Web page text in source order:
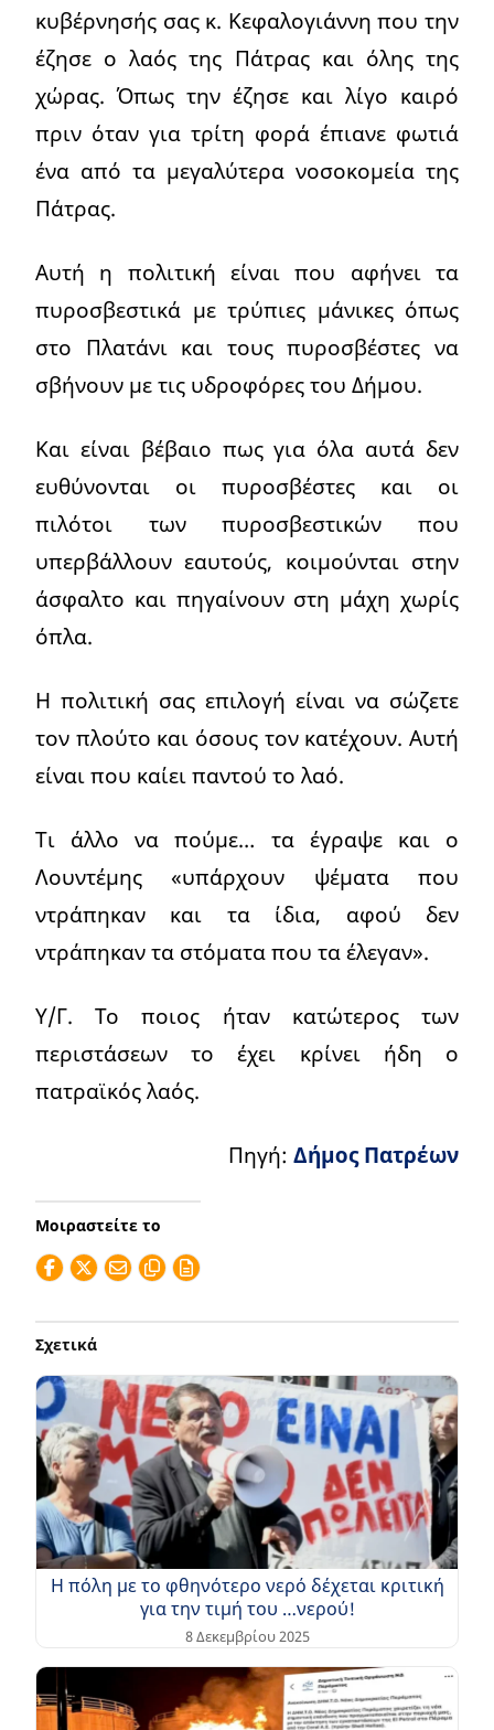
κυβέρνησής σας κ. Κεφαλογιάννη που την
έζησε ο λαός της Πάτρας και όλης της
χώρας. Όπως την έζησε και λίγο καιρό
πριν όταν για τρίτη φορά έπιανε φωτιά
ένα από τα μεγαλύτερα νοσοκομεία της
Πάτρας.
Αυτή η πολιτική είναι που αφήνει τα
πυροσβεστικά με τρύπιες μάνικες όπως
στο Πλατάνι και τους πυροσβέστες να
σβήνουν με τις υδροφόρες του Δήμου.
Και είναι βέβαιο πως για όλα αυτά δεν
ευθύνονται οι πυροσβέστες και οι
πιλότοι των πυροσβεστικών που
υπερβάλλουν εαυτούς, κοιμούνται στην
άσφαλτο και πηγαίνουν στη μάχη χωρίς
όπλα.
Η πολιτική σας επιλογή είναι να σώζετε
τον πλούτο και όσους τον κατέχουν. Αυτή
είναι που καίει παντού το λαό.
Τι άλλο να πούμε… τα έγραψε και ο
Λουντέμης «υπάρχουν ψέματα που
ντράπηκαν και τα ίδια, αφού δεν
ντράπηκαν τα στόματα που τα έλεγαν».
Υ/Γ. Το ποιος ήταν κατώτερος των
περιστάσεων το έχει κρίνει ήδη ο
πατραϊκός λαός.
Πηγή: Δήμος Πατρέων
Μοιραστείτε το
Σχετικά
Η πόλη με το φθηνότερο νερό δέχεται κριτική
για την τιμή του …νερού!
8 Δεκεμβρίου 2025